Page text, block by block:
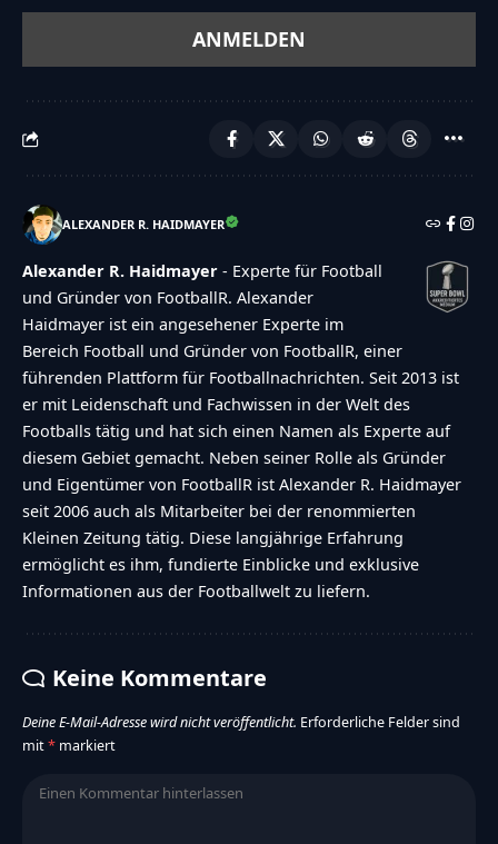
ALEXANDER R. HAIDMAYER
Alexander R. Haidmayer - Experte für Football
und Gründer von FootballR. Alexander
Haidmayer ist ein angesehener Experte im
Bereich Football und Gründer von FootballR, einer
führenden Plattform für Footballnachrichten. Seit 2013 ist
er mit Leidenschaft und Fachwissen in der Welt des
Footballs tätig und hat sich einen Namen als Experte auf
diesem Gebiet gemacht. Neben seiner Rolle als Gründer
und Eigentümer von FootballR ist Alexander R. Haidmayer
seit 2006 auch als Mitarbeiter bei der renommierten
Kleinen Zeitung tätig. Diese langjährige Erfahrung
ermöglicht es ihm, fundierte Einblicke und exklusive
Informationen aus der Footballwelt zu liefern.
Keine Kommentare
Deine E-Mail-Adresse wird nicht veröffentlicht. Erforderliche Felder sind
mit* markiert